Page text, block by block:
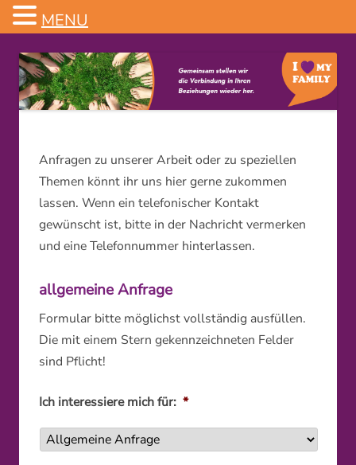
Anfragen zu unserer Arbeit oder zu speziellen
Themen könnt ihr uns hier gerne zukommen
lassen. Wenn ein telefonischer Kontakt
gewünscht ist, bitte in der Nachricht vermerken
und eine Telefonnummer hinterlassen.
allgemeine Anfrage
Formular bitte möglichst vollständig ausfüllen.
Die mit einem Stern gekennzeichneten Felder
sind Pflicht!
Ich interessiere mich für: *
MENU